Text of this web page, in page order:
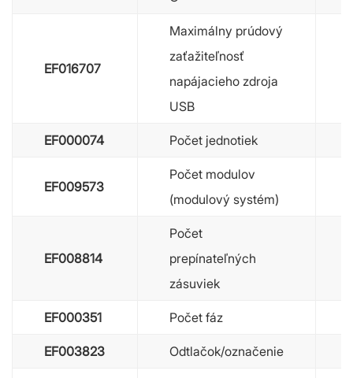
EF016707
Maximálny prúdový
zaťažiteľnosť
napájacieho zdroja
USB
EF000074 Počet jednotiek
EF009573
Počet modulov
(modulový systém)
EF008814
Počet
prepínateľných
zásuviek
EF000351 Počet fáz
EF003823 Odtlačok/označenie